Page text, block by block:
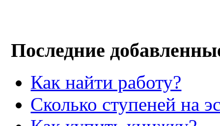
Последние
Как найти работу?
Сколько ступеней на